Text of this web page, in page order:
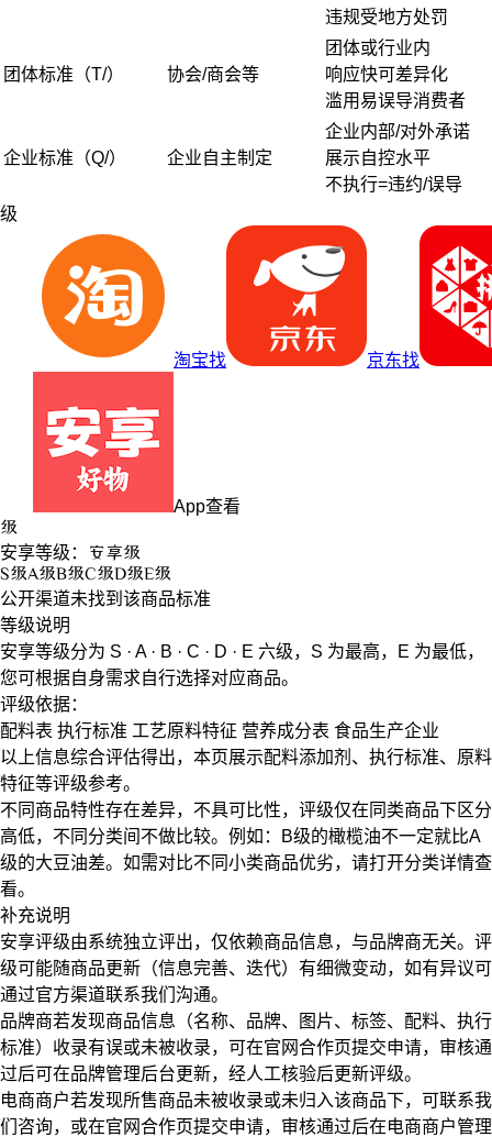
违规受地方处罚
团体标准（T/） 协会/商会等
团体或行业内
响应快可差异化
滥用易误导消费者
企业标准（Q/） 企业自主制定
企业内部/对外承诺
展示自控水平
不执行=违约/误导
级
淘宝找 京东找
App查看
级
安享等级： 安享级
S级A级B级C级D级E级
公开渠道未找到该商品标准
等级说明
安享等级分为 S · A · B · C · D · E 六级， S 为最高， E 为最低，
您可根据自身需求自行选择对应商品。
评级依据：
配料表 执行标准 工艺原料特征 营养成分表 食品生产企业
以上信息综合评估得出，本页展示配料添加剂 、 执行标准、 原料
特征等评级参考。
不同商品特性存在差异，不具可比性，评级仅在 同类商品下区分
高低，不同分类间不做比较。例如：B级的橄榄油不一定就比A
级的大豆油差。如需对比不同小类商品优劣，请打开分类详情查
看。
补充说明
安享评级由系统独立评出，仅依赖商品信息， 与品牌商无关。评
级可能随商品更新（信息完善、迭代）有细微变动，如有异议可
通过官方渠道联系我们沟通。
品牌商若发现商品信息（名称、品牌、图片、标签、配料、执行
标准）收录有误或未被收录，可在官网合作页提交申请，审核通
过后可在品牌管理后台更新，经人工核验后更新评级。
电商商户若发现所售商品未被收录或未归入该商品下，可联系我
们咨询，或在官网合作页提交申请，审核通过后在电商商户管理